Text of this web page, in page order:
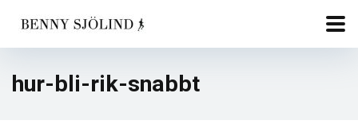
hur-bli-rik-snabbt